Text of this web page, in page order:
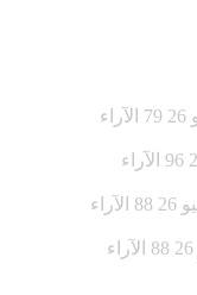
79 الآراء
96 الآراء
88 الآراء
88 الآراء